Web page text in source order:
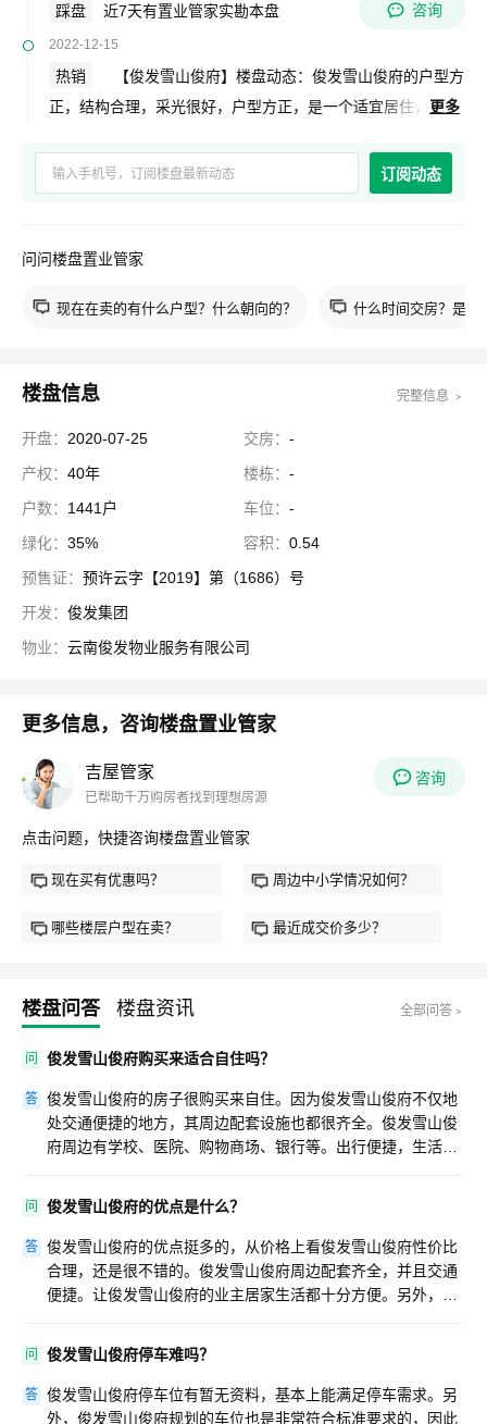
踩盘 近7天有置业管家实勘本盘 咨询
2022-12-15
热销
更多
【俊发雪山俊府】楼盘动态：俊发雪山俊府的户型方
正，结构合理，采光很好，户型方正，是一个适宜居住，
订阅动态
问问楼盘置业管家
现在在卖的有什么户型？什么朝向的？ 什么时间交房？是现
楼盘信息 完整信息 ﹥
开盘： 2020-07-25 交房： -
产权： 40年 楼栋： -
户数： 1441户 车位： -
绿化： 35% 容积： 0.54
预售证： 预许云字【2019】第（1686）号
开发： 俊发集团
物业： 云南俊发物业服务有限公司
更多信息，咨询楼盘置业管家
吉屋管家
已帮助千万购房者找到理想房源
咨询
点击问题，快捷咨询楼盘置业管家
现在买有优惠吗？ 周边中小学情况如何？
哪些楼层户型在卖？ 最近成交价多少？
楼盘问答 楼盘资讯 全部问答﹥
问 俊发雪山俊府购买来适合自住吗？
答 俊发雪山俊府的房子很购买来自住。因为俊发雪山俊府不仅地
处交通便捷的地方，其周边配套设施也都很齐全。俊发雪山俊
府周边有学校、医院、购物商场、银行等。出行便捷，生活也
问 俊发雪山俊府的优点是什么？
答 俊发雪山俊府的优点挺多的，从价格上看俊发雪山俊府性价比
合理，还是很不错的。俊发雪山俊府周边配套齐全，并且交通
便捷。让俊发雪山俊府的业主居家生活都十分方便。另外，俊
问 俊发雪山俊府停车难吗？
答 俊发雪山俊府停车位有暂无资料，基本上能满足停车需求。另
外，俊发雪山俊府规划的车位也是非常符合标准要求的，因此